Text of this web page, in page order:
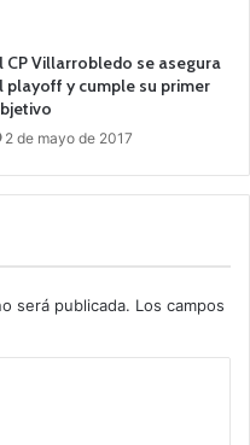
CP Villarrobledo se asegura
playoff y cumple su primer
2 de mayo de 2017
será publicada. Los campos